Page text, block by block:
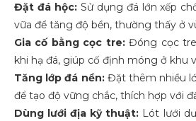
Đặt đá hộc: Sử dụng đá lớn xếp
vữa để tăng độ bền, thường thấy ở
Gia cố bằng cọc tre:Đóng cọc tre
khi hạ đá, giúp cố định móng ở khu
Tăng lớp đá nền:Đặt thêm nhiều
để tạo độ vững chắc, thích hợp với
Dùng lưới địa kỹ thuật: Lót lưới